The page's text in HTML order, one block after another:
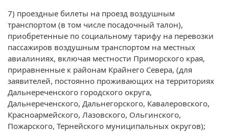
7) проездные билеты на проезд воздушным
транспортом (в том числе посадочный талон),
приобретенные по социальному тарифу на перевозки
пассажиров воздушным транспортом на местных
авиалиниях, включая местности Приморского края,
приравненные к районам Крайнего Севера, (для
заявителей, постоянно проживающих на территориях
Дальнереченского городского округа,
Дальнереченского, Дальнегорского, Кавалеровского,
Красноармейского, Лазовского, Ольгинского,
Пожарского, Тернейского муниципальных округов);